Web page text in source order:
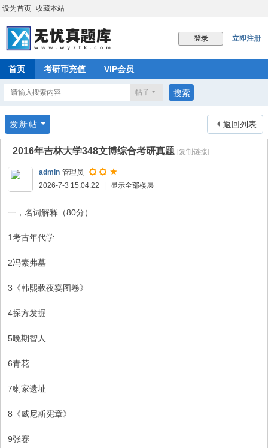
设为首页 收藏本站
登录 立即注册
首页 考研币充值 VIP会员
帖子 搜索
返回列表
发新帖
2016年吉林大学348文博综合考研真题 [复制链接]
admin 管理员
2026-7-3 15:04:22
显示全部楼层
一，名词解释（80分）
1考古年代学
2冯素弗墓
3《韩熙载夜宴图卷》
4探方发掘
5晚期智人
6青花
7喇家遗址
8《威尼斯宪章》
9张赛